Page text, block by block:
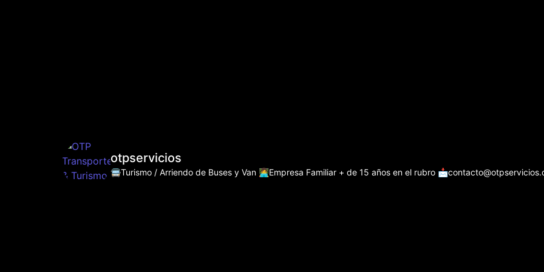
otpservicios
🚍Turismo / Arriendo de Buses y Van 👩‍💻Empresa Familiar + de 15 años en el rubro